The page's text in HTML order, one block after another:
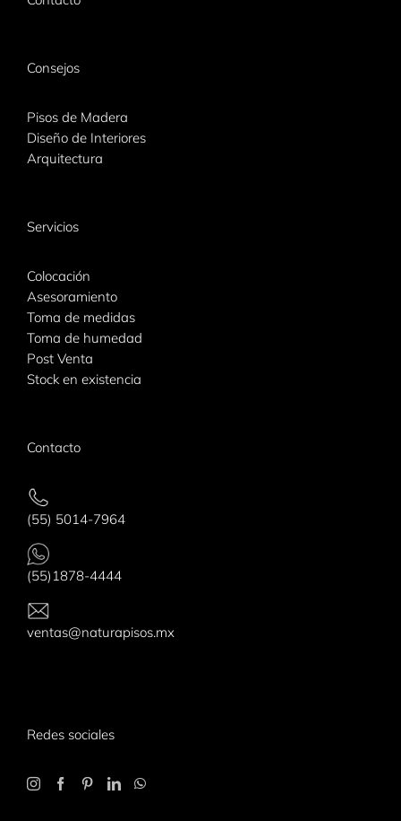
Consejos
Pisos de Madera
Diseño de Interiores
Arquitectura
Servicios
Colocación
Asesoramiento
Toma de medidas
Toma de humedad
Post Venta
Stock en existencia
Contacto
(55) 5014-7964
(55)1878-4444
ventas@naturapisos.mx
Redes sociales